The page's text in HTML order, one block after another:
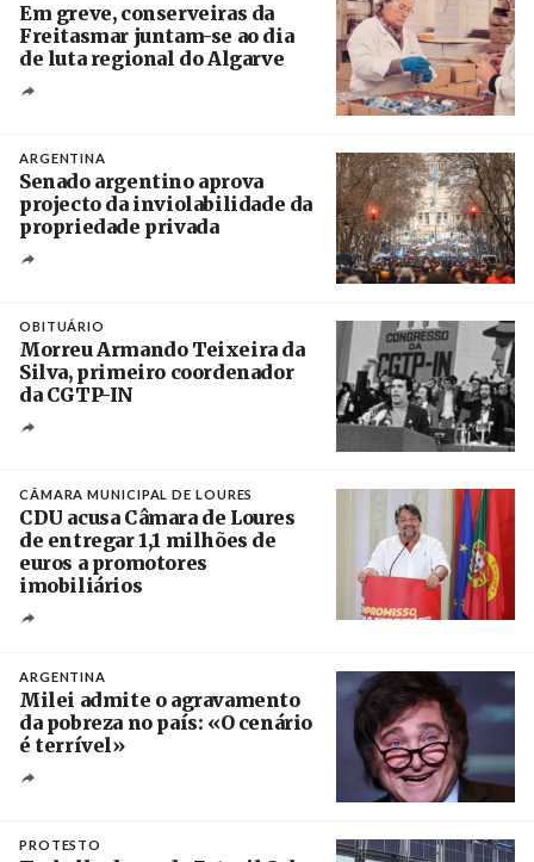
Em greve, conserveiras da
Freitasmar juntam-se ao dia
de luta regional do Algarve
ARGENTINA
Senado argentino aprova
projecto da inviolabilidade da
propriedade privada
OBITUÁRIO
Morreu Armando Teixeira da
Silva, primeiro coordenador
da CGTP-IN
CÂMARA MUNICIPAL DE LOURES
CDU acusa Câmara de Loures
de entregar 1,1 milhões de
euros a promotores
imobiliários
ARGENTINA
Milei admite o agravamento
da pobreza no país: «O cenário
é terrível»
PROTESTO